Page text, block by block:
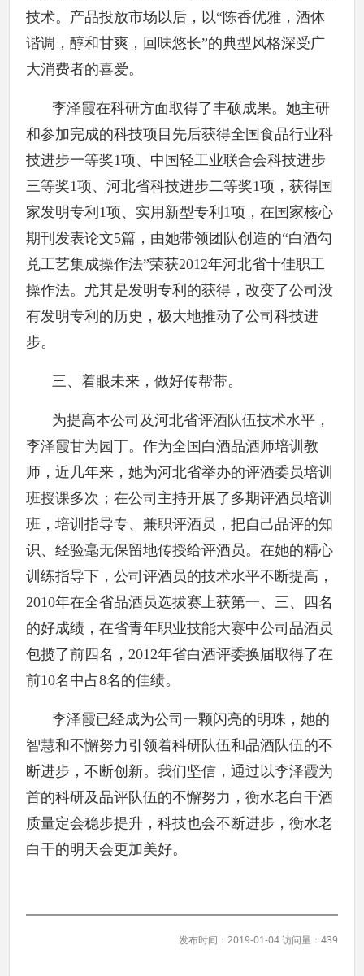
技术。产品投放市场以后，以“陈香优雅，酒体
谐调，醇和甘爽，回味悠长”的典型风格深受广
大消费者的喜爱。
李泽霞在科研方面取得了丰硕成果。她主研
和参加完成的科技项目先后获得全国食品行业科
技进步一等奖1项、中国轻工业联合会科技进步
三等奖1项、河北省科技进步二等奖1项，获得国
家发明专利1项、实用新型专利1项，在国家核心
期刊发表论文5篇，由她带领团队创造的“白酒勾
兑工艺集成操作法”荣获2012年河北省十佳职工
操作法。尤其是发明专利的获得，改变了公司没
有发明专利的历史，极大地推动了公司科技进
步。
三、着眼未来，做好传帮带。
为提高本公司及河北省评酒队伍技术水平，
李泽霞甘为园丁。作为全国白酒品酒师培训教
师，近几年来，她为河北省举办的评酒委员培训
班授课多次；在公司主持开展了多期评酒员培训
班，培训指导专、兼职评酒员，把自己品评的知
识、经验毫无保留地传授给评酒员。在她的精心
训练指导下，公司评酒员的技术水平不断提高，
2010年在全省品酒员选拔赛上获第一、三、四名
的好成绩，在省青年职业技能大赛中公司品酒员
包揽了前四名，2012年省白酒评委换届取得了在
前10名中占8名的佳绩。
李泽霞已经成为公司一颗闪亮的明珠，她的
智慧和不懈努力引领着科研队伍和品酒队伍的不
断进步，不断创新。我们坚信，通过以李泽霞为
首的科研及品评队伍的不懈努力，衡水老白干酒
质量定会稳步提升，科技也会不断进步，衡水老
白干的明天会更加美好。
发布时间：2019-01-04 访问量：439